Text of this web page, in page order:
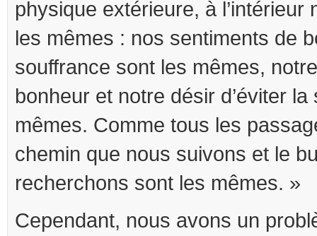
physique extérieure, à l’intérieur
les mêmes : nos sentiments de
souffrance sont les mêmes,
bonheur et notre désir d’éviter
mêmes. Comme tous les
chemin que nous suivons et le
recherchons sont les mêmes. »
Cependant, nous avons un